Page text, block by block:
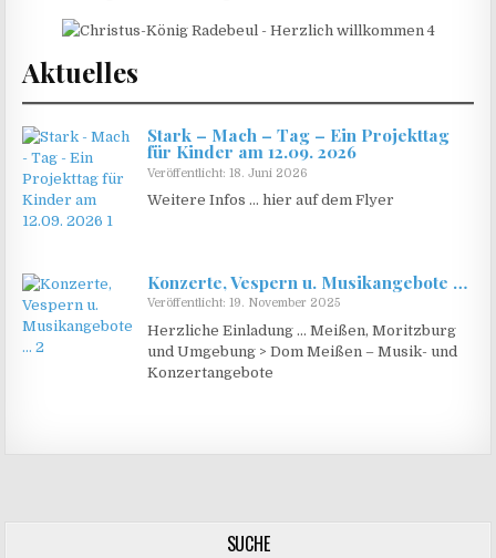
Aktuelles
Stark – Mach – Tag – Ein Projekttag
für Kinder am 12.09. 2026
Veröffentlicht: 18. Juni 2026
Weitere Infos … hier auf dem Flyer
Konzerte, Vespern u. Musikangebote …
Veröffentlicht: 19. November 2025
Herzliche Einladung … Meißen, Moritzburg
und Umgebung > Dom Meißen – Musik- und
Konzertangebote
SUCHE